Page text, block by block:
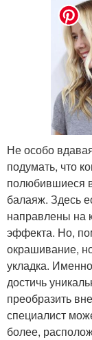
Не особо
подумать, что
полюбившиеся
балаяж. Здесь
направлены на
эффекта. Но,
окрашивание,
укладка.
достичь
преобразить
специалист
более,